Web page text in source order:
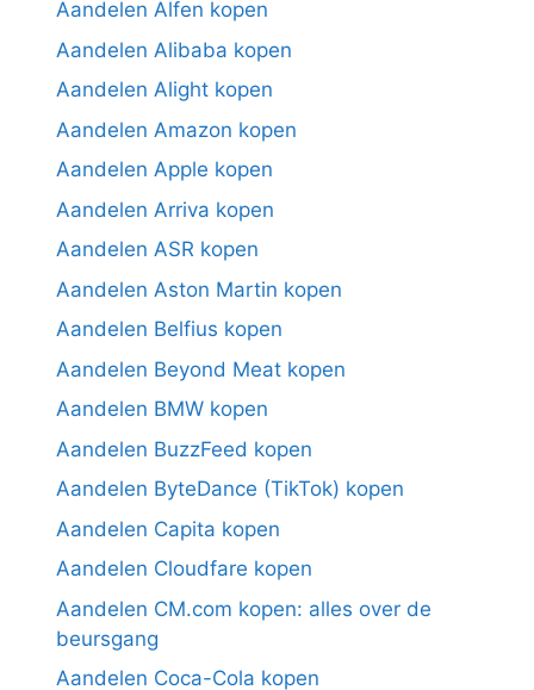
Aandelen Alfen kopen
Aandelen Alibaba kopen
Aandelen Alight kopen
Aandelen Amazon kopen
Aandelen Apple kopen
Aandelen Arriva kopen
Aandelen ASR kopen
Aandelen Aston Martin kopen
Aandelen Belfius kopen
Aandelen Beyond Meat kopen
Aandelen BMW kopen
Aandelen BuzzFeed kopen
Aandelen ByteDance (TikTok) kopen
Aandelen Capita kopen
Aandelen Cloudfare kopen
Aandelen CM.com kopen: alles over de
beursgang
Aandelen Coca-Cola kopen